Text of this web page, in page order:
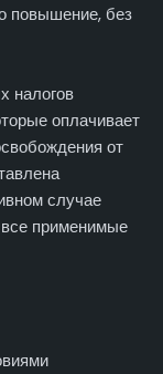
повышение, без
налогов
оплачивает
от
случае
все применимые